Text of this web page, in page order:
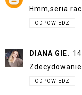
Hmm,seria
ODPOWIEDZ
DIANA GIE.
ODPOWIEDZ